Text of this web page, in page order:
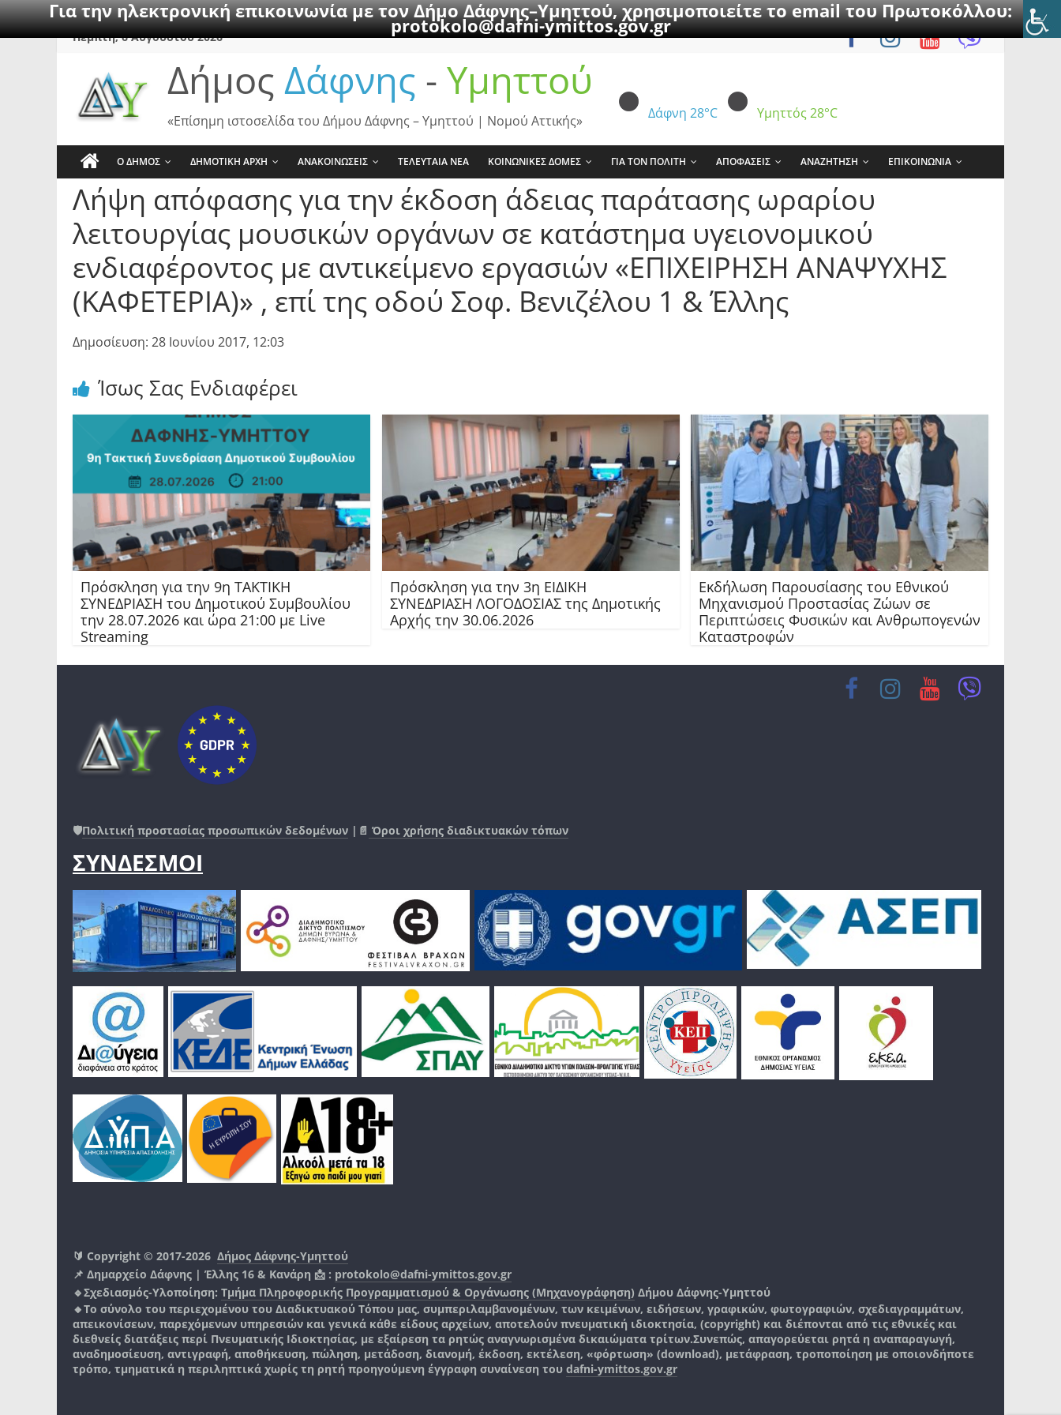
Για την ηλεκτρονική επικοινωνία με τον Δήμο Δάφνης–Υμηττού, χρησιμοποιείτε το email του Πρωτοκόλλου:
protokolo@dafni-ymittos.gov.gr
SkipΠέμπτη, 6 Αυγούστου 2026
Δήμος Δάφνης - Υμηττού
Δάφνη 28°C Υμηττός 28°C
«Επίσημη ιστοσελίδα του Δήμου Δάφνης – Υμηττού | Νομού Αττικής»
Ο ΔΗΜΟΣ ΔΗΜΟΤΙΚΗ ΑΡΧΗ ΑΝΑΚΟΙΝΩΣΕΙΣ ΤΕΛΕΥΤΑΙΑ ΝΕΑ ΚΟΙΝΩΝΙΚΕΣ ΔΟΜΕΣ ΓΙΑ ΤΟΝ ΠΟΛΙΤΗ ΑΠΟΦΑΣΕΙΣ ΑΝΑΖΗΤΗΣΗ ΕΠΙΚΟΙΝΩΝΙΑ
Λήψη απόφασης για την έκδοση άδειας παράτασης ωραρίου
λειτουργίας μουσικών οργάνων σε κατάστημα υγειονομικού
ενδιαφέροντος με αντικείμενο εργασιών «ΕΠΙΧΕΙΡΗΣΗ ΑΝΑΨΥΧΗΣ
(ΚΑΦΕΤΕΡΙΑ)» , επί της οδού Σοφ. Βενιζέλου 1 & Έλλης
Δημοσίευση: 28 Ιουνίου 2017, 12:03
Ίσως Σας Ενδιαφέρει
Πρόσκληση για την 9η ΤΑΚΤΙΚΗ
ΣΥΝΕΔΡΙΑΣΗ του Δημοτικού Συμβουλίου
την 28.07.2026 και ώρα 21:00 με Live
Streaming
Πρόσκληση για την 3η ΕΙΔΙΚΗ
ΣΥΝΕΔΡΙΑΣΗ ΛΟΓΟΔΟΣΙΑΣ της Δημοτικής
Αρχής την 30.06.2026
Εκδήλωση Παρουσίασης του Εθνικού
Μηχανισμού Προστασίας Ζώων σε
Περιπτώσεις Φυσικών και Ανθρωπογενών
Καταστροφών
🛡️Πολιτική προστασίας προσωπικών δεδομένων |📄 Όροι χρήσης διαδικτυακών τόπων
ΣΥΝΔΕΣΜΟΙ
🔰 Copyright © 2017-2026 Δήμος Δάφνης-Υμηττού
📌 Δημαρχείο Δάφνης | Έλλης 16 & Κανάρη 📩 : protokolo@dafni-ymittos.gov.gr
🔹Σχεδιασμός-Υλοποίηση: Τμήμα Πληροφορικής Προγραμματισμού & Οργάνωσης (Μηχανογράφηση) Δήμου Δάφνης-Υμηττού
🔸Το σύνολο του περιεχομένου του Διαδικτυακού Τόπου μας, συμπεριλαμβανομένων, των κειμένων, ειδήσεων, γραφικών, φωτογραφιών, σχεδιαγραμμάτων,
απεικονίσεων, παρεχόμενων υπηρεσιών και γενικά κάθε είδους αρχείων, αποτελούν πνευματική ιδιοκτησία, (copyright) και διέπονται από τις εθνικές και
διεθνείς διατάξεις περί Πνευματικής Ιδιοκτησίας, με εξαίρεση τα ρητώς αναγνωρισμένα δικαιώματα τρίτων.Συνεπώς, απαγορεύεται ρητά η αναπαραγωγή,
αναδημοσίευση, αντιγραφή, αποθήκευση, πώληση, μετάδοση, διανομή, έκδοση, εκτέλεση, «φόρτωση» (download), μετάφραση, τροποποίηση με οποιονδήποτε
τρόπο, τμηματικά η περιληπτικά χωρίς τη ρητή προηγούμενη έγγραφη συναίνεση του dafni-ymittos.gov.gr